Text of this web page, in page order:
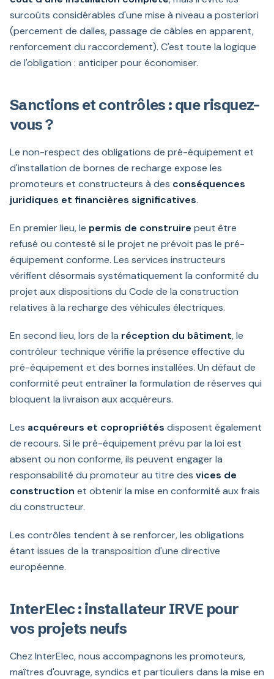
surcoûts considérables d'une mise à niveau a posteriori
(percement de dalles, passage de câbles en apparent,
renforcement du raccordement). C'est toute la logique
de l'obligation : anticiper pour économiser.
Sanctions et contrôles : que risquez-
vous ?
Le non-respect des obligations de pré-équipement et
d'installation de bornes de recharge expose les
promoteurs et constructeurs à des conséquences
juridiques et financières significatives.
En premier lieu, le permis de construire peut être
refusé ou contesté si le projet ne prévoit pas le pré-
équipement conforme. Les services instructeurs
vérifient désormais systématiquement la conformité du
projet aux dispositions du Code de la construction
relatives à la recharge des véhicules électriques.
En second lieu, lors de la réception du bâtiment, le
contrôleur technique vérifie la présence effective du
pré-équipement et des bornes installées. Un défaut de
conformité peut entraîner la formulation de réserves qui
bloquent la livraison aux acquéreurs.
Les acquéreurs et copropriétés disposent également
de recours. Si le pré-équipement prévu par la loi est
absent ou non conforme, ils peuvent engager la
responsabilité du promoteur au titre des vices de
construction et obtenir la mise en conformité aux frais
du constructeur.
Les contrôles tendent à se renforcer, les obligations
étant issues de la transposition d'une directive
européenne.
InterElec : installateur IRVE pour
vos projets neufs
Chez InterElec, nous accompagnons les promoteurs,
maîtres d'ouvrage, syndics et particuliers dans la mise en